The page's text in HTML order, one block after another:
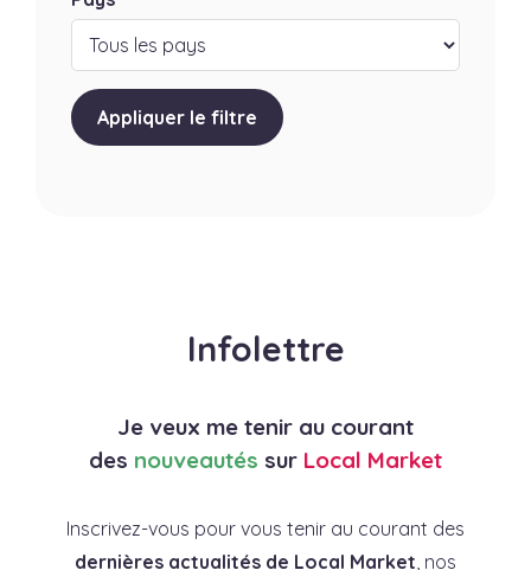
Appliquer le filtre
Infolettre
Je veux me tenir au courant
des nouveautés sur Local Market
Inscrivez-vous pour vous tenir au courant des
dernières actualités de Local Market, nos